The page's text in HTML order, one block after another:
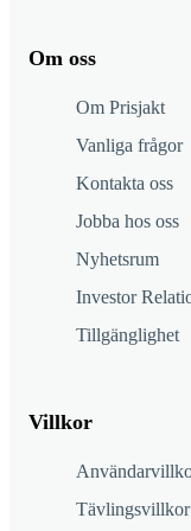
Om oss
Om Prisjakt
Vanliga frågor
Kontakta oss
Jobba hos oss
Nyhetsrum
Investor
Tillgänglighet
Villkor
Tävlingsvillkor